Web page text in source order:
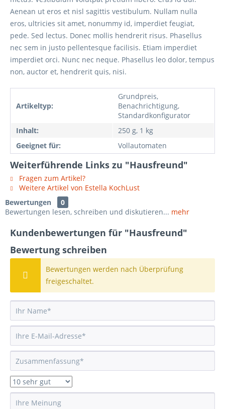
Aenean ut eros et nisl sagittis vestibulum. Nullam nulla
eros, ultricies sit amet, nonummy id, imperdiet feugiat,
pede. Sed lectus. Donec mollis hendrerit risus. Phasellus
nec sem in justo pellentesque facilisis. Etiam imperdiet
imperdiet orci. Nunc nec neque. Phasellus leo dolor, tempus
non, auctor et, hendrerit quis, nisi.
Artikeltyp:
Grundpreis,
Benachrichtigung,
Standardkonfigurator
Inhalt:
250 g, 1 kg
Geeignet für:
Vollautomaten
Weiterführende Links zu "Hausfreund"
Fragen zum Artikel?
Weitere Artikel von Estella KochLust
Bewertungen
0
Bewertungen lesen, schreiben und diskutieren... mehr
Kundenbewertungen für "Hausfreund"
Bewertung schreiben
Bewertungen werden nach Überprüfung
freigeschaltet.